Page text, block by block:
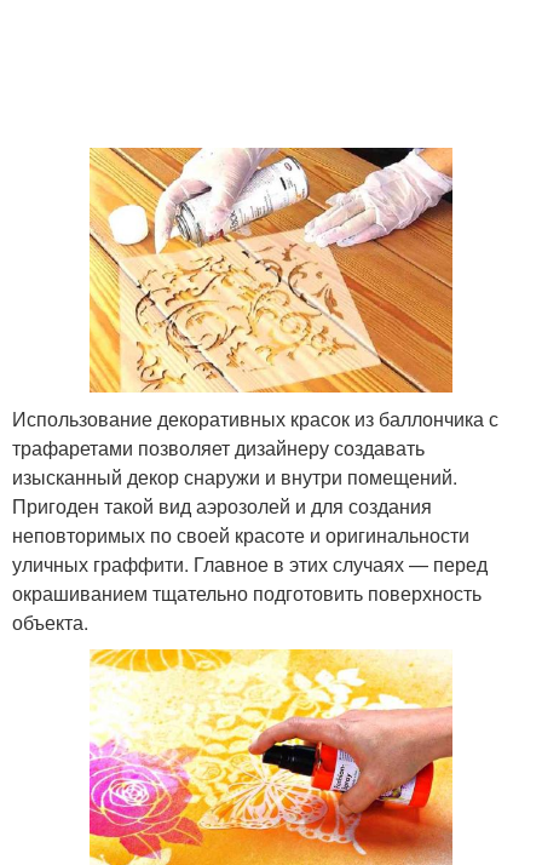
Использование декоративных красок из баллончика с
трафаретами позволяет дизайнеру создавать
изысканный декор снаружи и внутри помещений.
Пригоден такой вид аэрозолей и для создания
неповторимых по своей красоте и оригинальности
уличных граффити. Главное в этих случаях — перед
окрашиванием тщательно подготовить поверхность
объекта.